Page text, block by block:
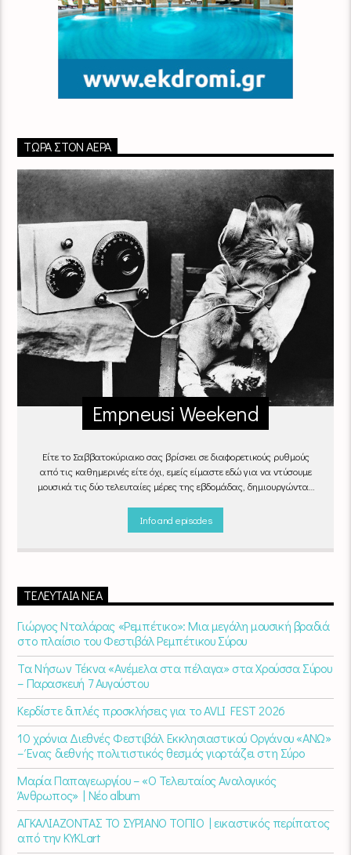
ΤΏΡΑ ΣΤΟΝ ΑΈΡΑ
Empneusi Weekend
Είτε το Σαββατοκύριακο σας βρίσκει σε διαφορετικούς ρυθμούς
από τις καθημερινές είτε όχι, εμείς είμαστε εδώ για να ντύσουμε
μουσικά τις δύο τελευταίες μέρες της εβδομάδας, δημιουργώντας
Info and episodes
ΤΕΛΕΥΤΑΊΑ ΝΈΑ
Γιώργος Νταλάρας «Ρεμπέτικο»: Μια μεγάλη μουσική βραδιά
στο πλαίσιο του Φεστιβάλ Ρεμπέτικου Σύρου
Τα Νήσων Τέκνα «Ανέμελα στα πέλαγα» στα Χρούσσα Σύρου
– Παρασκευή 7 Αυγούστου
Κερδίστε διπλές προσκλήσεις για το AVLI FEST 2026
10 χρόνια Διεθνές Φεστιβάλ Εκκλησιαστικού Οργάνου «ΑΝΩ»
– Ένας διεθνής πολιτιστικός θεσμός γιορτάζει στη Σύρο​
Μαρία Παπαγεωργίου – «Ο Τελευταίος Αναλογικός
Άνθρωπος» | Νέο album
ΑΓΚΑΛΙΑΖΟΝΤΑΣ ΤΟ ΣΥΡΙΑΝΟ ΤΟΠΙΟ | εικαστικός περίπατος
από την KYKLart